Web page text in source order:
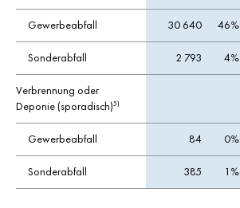
Gewerbeabfall 30 640 46%
Sonderabfall 2 793 4%
Verbrennung oder
Deponie (sporadisch)5)
Gewerbeabfall 84 0%
Sonderabfall 385 1%